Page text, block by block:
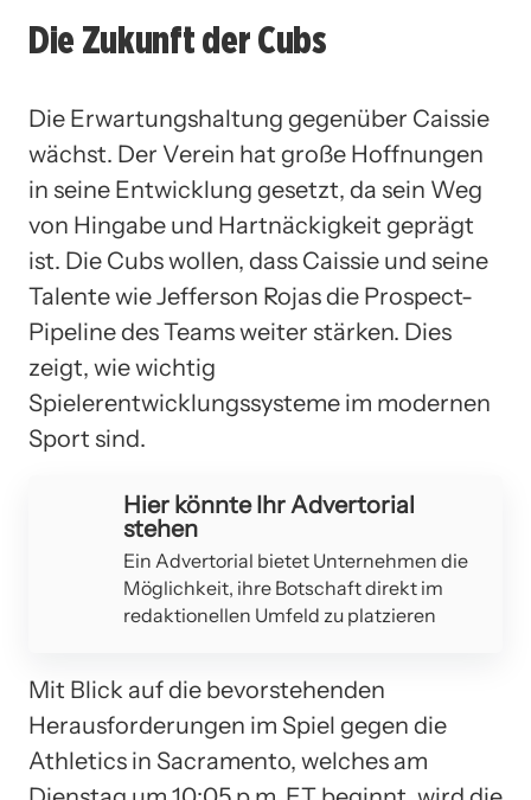
Die Zukunft der Cubs
Die Erwartungshaltung gegenüber Caissie
wächst. Der Verein hat große Hoffnungen
in seine Entwicklung gesetzt, da sein Weg
von Hingabe und Hartnäckigkeit geprägt
ist. Die Cubs wollen, dass Caissie und seine
Talente wie Jefferson Rojas die Prospect-
Pipeline des Teams weiter stärken. Dies
zeigt, wie wichtig
Spielerentwicklungssysteme im modernen
Sport sind.
Hier könnte Ihr Advertorial
stehen
Ein Advertorial bietet Unternehmen die
Möglichkeit, ihre Botschaft direkt im
redaktionellen Umfeld zu platzieren
Mit Blick auf die bevorstehenden
Herausforderungen im Spiel gegen die
Athletics in Sacramento, welches am